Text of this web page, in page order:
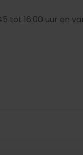
tot 16:00 uur en